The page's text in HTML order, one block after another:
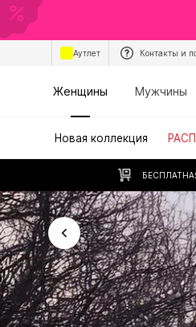
Аутлет Контакты и
Женщины Мужчины
Новая коллекция